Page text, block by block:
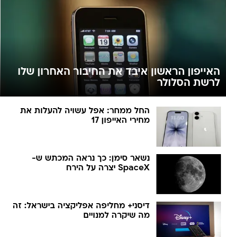
האייפון הראשון איבד את החיבור האחרון שלו
לרשת הסלולר
החל ממחר: אפל עשויה להעלות את
מחירי האייפון 17
נשאר סימן: כך נראה המכתש ש-
SpaceX יצרה על הירח
דיסני+ מחליפה אפליקציה בישראל: זה
מה שיקרה למנויים